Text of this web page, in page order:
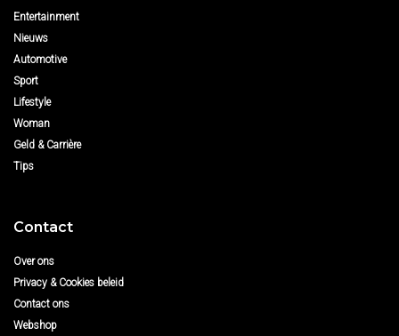
Entertainment
Nieuws
Automotive
Sport
Lifestyle
Woman
Geld & Carrière
Tips
Contact
Over ons
Privacy & Cookies beleid
Contact ons
Webshop